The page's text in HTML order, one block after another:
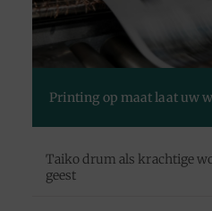
Printing op maat laat uw
Taiko drum als krachtige
geest